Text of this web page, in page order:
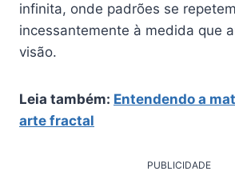
infinita, onde padrões se repetem
incessantemente à medida que
visão.
Leia também: Entendendo a
arte fractal
PUBLICIDADE